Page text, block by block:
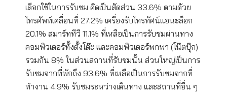
เลือกใช้ในการรับชม คิดเป็นสัดส่วน 33.6% ตามด้วย
โทรศัพท์เคลื่อนที่ 27.2% เครื่องรับโทรทัศน์แอนะล็อก
20.1% สมาร์ททีวี 11.1% ที่เหลือเป็นการรับชมผ่านทาง
คอมพิวเตอร์ทั้งตั้งโต๊ะ และคอมพิวเตอร์พกพา (โน๊ตบุ๊ก)
รวมกัน 8% ในส่วนสถานที่รับชมนั้น ส่วนใหญ่เป็นการ
รับชมจากที่พักถึง 93.6% ที่เหลือเป็นการรับชมจากที่
ทำงาน 4.9% รับชมระหว่างเดินทาง และสถานที่อื่น ๆ